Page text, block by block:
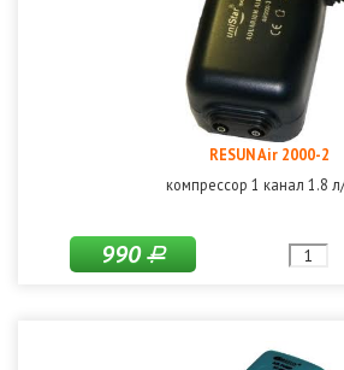
RESUN Air 2000-2
компрессор 1 канал 1.8
990Р